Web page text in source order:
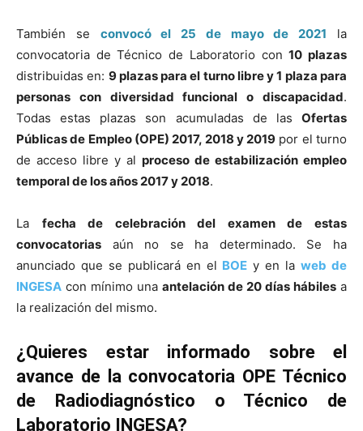
También se convocó el 25 de mayo de 2021 la
convocatoria de Técnico de Laboratorio con10 plazas
distribuidas en: 9 plazas para el turno librey 1 plaza para
personas con diversidad funcional o discapacidad.
Todas estas plazas son acumuladas de las Ofertas
Públicas de Empleo (OPE) 2017, 2018 y 2019 por el turno
de acceso libre y al proceso de estabilización empleo
temporal de los años 2017 y 2018.
La fecha de celebración del examen de estas
convocatorias aún no se ha determinado. Se ha
anunciado que se publicará en el BOE y en laweb de
INGESA con mínimo una antelación de 20 días hábiles a
la realización del mismo.
¿Quieres estar informado sobre el
avance de la convocatoria OPE Técnico
de Radiodiagnóstico o Técnico de
Laboratorio INGESA?